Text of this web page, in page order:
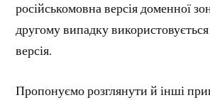
російськомовна версія доменної
другому випадку
версія.
Пропонуємо розглянути й інші